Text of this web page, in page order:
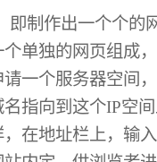
制作出一个个的
单独的网页组成
一个服务器空间
指向到这个IP空
在地址栏上，输